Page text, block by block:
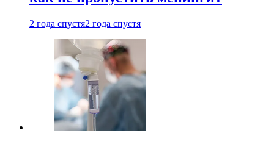
2 года спустя2 года спустя